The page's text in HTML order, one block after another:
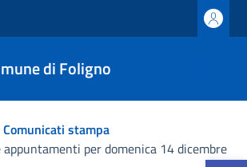
di Foligno
Comunicati stampa
per domenica 14 dicembre